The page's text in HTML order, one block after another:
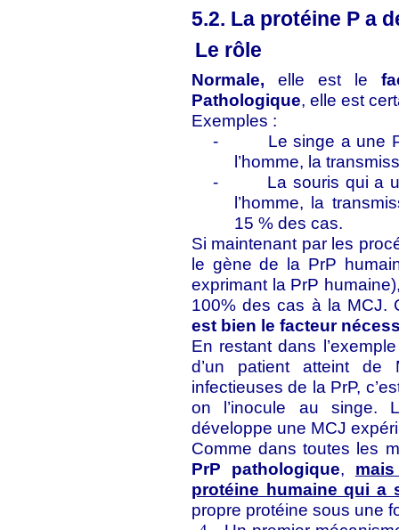
5.2. La protéine P a
Le rôle
Normale, elle est le
Pathologique, elle est
Exemples :
-
Le singe a une
l’homme, la
-
La souris qui a
l’homme, la
15 % des cas.
Si maintenant par les
le gène de la PrP
exprimant la PrP
100% des cas à la MCJ.
est bien le facteur
En restant dans
d’un patient atteint de
infectieuses de la PrP,
on l’inocule au singe.
développe une MCJ
Comme dans toutes les
PrP pathologique,
protéine humaine qui a
propre protéine sous une